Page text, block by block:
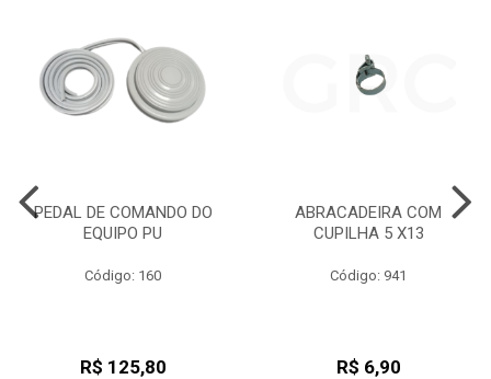
PEDAL DE COMANDO DO
EQUIPO PU
Código: 160
R$ 125,80
ABRACADEIRA COM
CUPILHA 5 X13
Código: 941
R$ 6,90